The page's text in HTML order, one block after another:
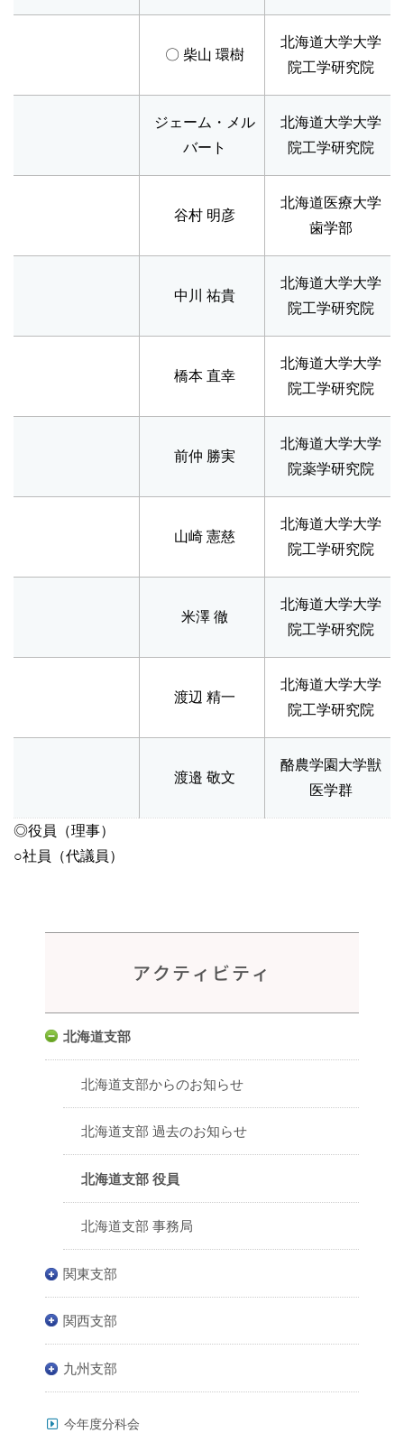
〇 柴山 環樹
北海道大学大学
院工学研究院
ジェーム・メル
バート
北海道大学大学
院工学研究院
谷村 明彦
北海道医療大学
歯学部
中川 祐貴
北海道大学大学
院工学研究院
橋本 直幸
北海道大学大学
院工学研究院
前仲 勝実
北海道大学大学
院薬学研究院
山崎 憲慈
北海道大学大学
院工学研究院
米澤 徹
北海道大学大学
院工学研究院
渡辺 精一
北海道大学大学
院工学研究院
渡邉 敬文
酪農学園大学獣
医学群
◎役員（理事）
○社員（代議員）
アクティビティ
北海道支部
北海道支部からのお知らせ
北海道支部 過去のお知らせ
北海道支部 役員
北海道支部 事務局
関東支部
関西支部
九州支部
今年度分科会